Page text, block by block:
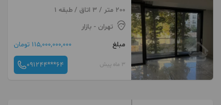
نیاوران200 متر / 3 اتاق / طبقه 1
تهران - بازار
مبلغ
115,000,000,000 تومان
3 ماه پیش 091244***64